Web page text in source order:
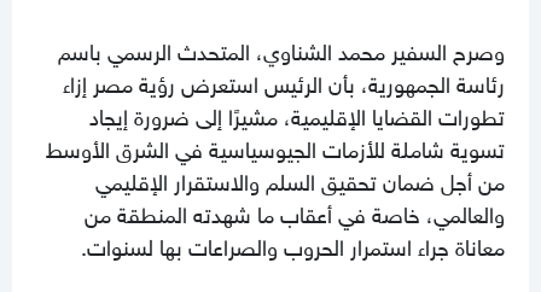
وصرح السفير محمد الشناوي، المتحدث الرسمي باسم
رئاسة الجمهورية، بأن الرئيس استعرض رؤية مصر إزاء
تطورات القضايا الإقليمية، مشيرًا إلى ضرورة إيجاد
تسوية شاملة للأزمات الجيوسياسية في الشرق الأوسط
من أجل ضمان تحقيق السلم والاستقرار الإقليمي
والعالمي، خاصة في أعقاب ما شهدته المنطقة من
معاناة جراء استمرار الحروب والصراعات بها لسنوات.